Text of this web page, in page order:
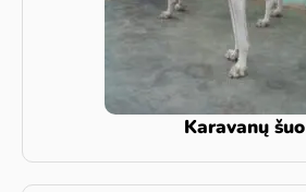
Karavanų šuo